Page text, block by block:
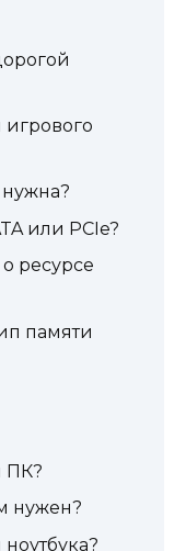
игрового
нужна?
или PCIe?
ресурсе
памяти
ПК?
нужен?